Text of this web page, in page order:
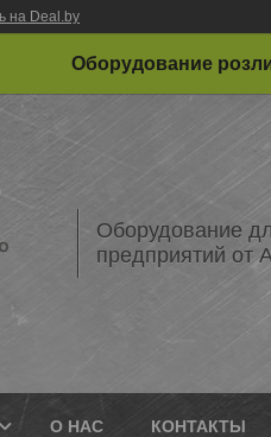
на Deal.by
Оборудование
Оборудование
предприятий от
О НАС КОНТАКТЫ